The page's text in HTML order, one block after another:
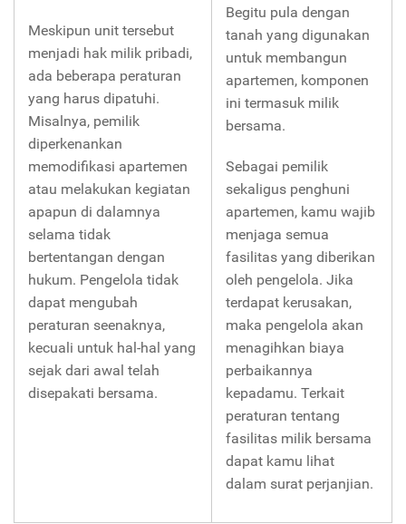
Meskipun unit tersebut
menjadi hak milik pribadi,
ada beberapa peraturan
yang harus dipatuhi.
Misalnya, pemilik
diperkenankan
memodifikasi apartemen
atau melakukan kegiatan
apapun di dalamnya
selama tidak
bertentangan dengan
hukum. Pengelola tidak
dapat mengubah
peraturan seenaknya,
kecuali untuk hal-hal yang
sejak dari awal telah
disepakati bersama.
Begitu pula dengan
tanah yang digunakan
untuk membangun
apartemen, komponen
ini termasuk milik
bersama.
Sebagai pemilik
sekaligus penghuni
apartemen, kamu wajib
menjaga semua
fasilitas yang diberikan
oleh pengelola. Jika
terdapat kerusakan,
maka pengelola akan
menagihkan biaya
perbaikannya
kepadamu. Terkait
peraturan tentang
fasilitas milik bersama
dapat kamu lihat
dalam surat perjanjian.